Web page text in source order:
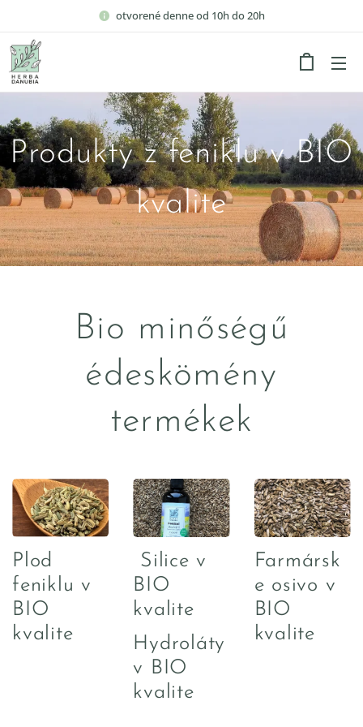
otvorené denne od 10h do 20h
Produkty z feniklu v BIO
kvalite
Bio minőségű
édeskömény
termékek
Plod
feniklu v
BIO
kvalite
Silice v
BIO
kvalite
Hydroláty
v BIO
kvalite
Farmársk
e osivo v
BIO
kvalite